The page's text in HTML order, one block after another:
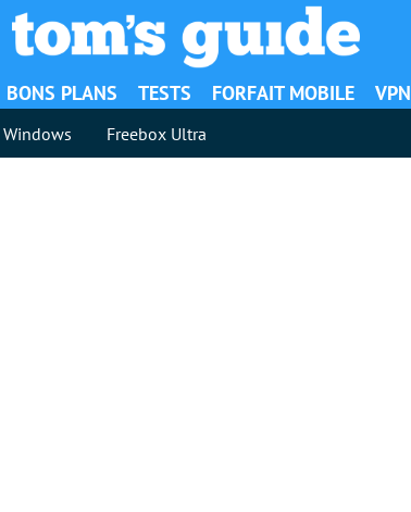
BONS PLANS TESTS FORFAIT MOBILE VPN
Windows Freebox Ultra